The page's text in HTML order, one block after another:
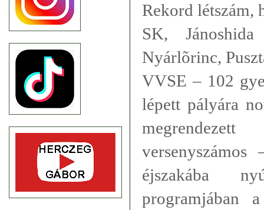
Rekord létszám,
SK,
Nyárlõrinc,
VVSE – 102
lépett pályára
éjszakába
programjában